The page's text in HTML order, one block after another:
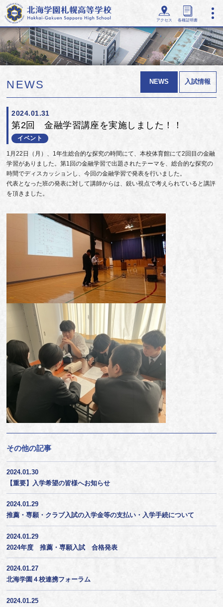
アクセス 各種証明書
NEWS NEWS 入試情報
2024.01.31
第2回 金融学習講座を実施しました！！
イベント
1月22日（月）、1年生総合的な探究の時間にて、本校体育館にて2回目の金融
学習がありました。第1回の金融学習で出題されたテーマを、総合的な探究の
時間でディスカッションし、今回の金融学習で発表を行いました。
代表となった班の発表に対して講師からは、鋭い視点で考えられていると講評
を頂きました。
その他の記事
2024.01.30
【重要】入学希望の皆様へお知らせ
2024.01.29
推薦・専願・クラブ入試の入学金等の支払い・入学手続について
2024.01.29
2024年度 推薦・専願入試 合格発表
2024.01.27
北海学園４校連携フォーラム
2024.01.25